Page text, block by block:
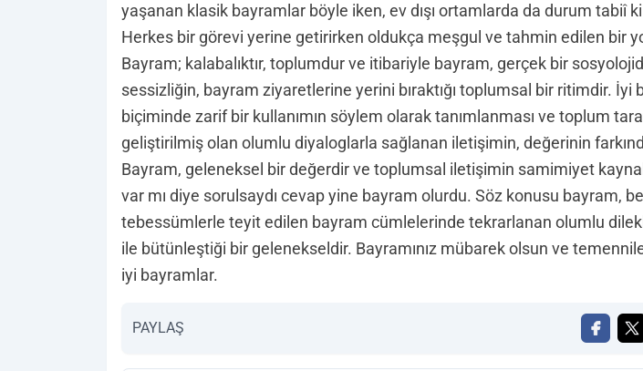
yaşanan klasik bayramlar böyle iken, ev dışı ortamlarda da durum tabiî ki
Herkes bir görevi yerine getirirken oldukça meşgul ve tahmin edilen bir
Bayram; kalabalıktır, toplumdur ve itibariyle bayram, gerçek bir
sessizliğin, bayram ziyaretlerine yerini bıraktığı toplumsal bir ritimdir. İyi
biçiminde zarif bir kullanımın söylem olarak tanımlanması ve toplum
geliştirilmiş olan olumlu diyaloglarla sağlanan iletişimin, değerinin
Bayram, geleneksel bir değerdir ve toplumsal iletişimin samimiyet
var mı diye sorulsaydı cevap yine bayram olurdu. Söz konusu bayram,
tebessümlerle teyit edilen bayram cümlelerinde tekrarlanan olumlu
ile bütünleştiği bir gelenekseldir. Bayramınız mübarek olsun ve
iyi bayramlar.
PAYLAŞ